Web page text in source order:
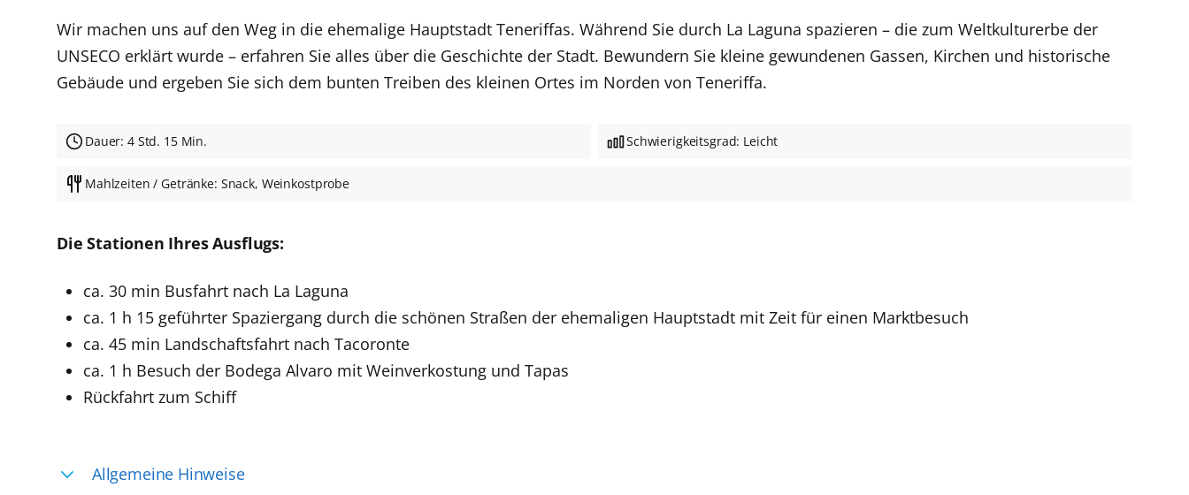
Wir machen uns auf den Weg in die ehemalige Hauptstadt Teneriffas. Während Sie durch La Laguna spazieren – die zum Weltkulturerbe der
UNSECO erklärt wurde – erfahren Sie alles über die Geschichte der Stadt. Bewundern Sie kleine gewundenen Gassen, Kirchen und historische
Gebäude und ergeben Sie sich dem bunten Treiben des kleinen Ortes im Norden von Teneriffa.
Dauer: 4 Std. 15 Min. Schwierigkeitsgrad: Leicht
Mahlzeiten / Getränke: Snack, Weinkostprobe
Die Stationen Ihres Ausflugs:
ca. 30 min Busfahrt nach La Laguna
ca. 1 h 15 geführter Spaziergang durch die schönen Straßen der ehemaligen Hauptstadt mit Zeit für einen Marktbesuch
ca. 45 min Landschaftsfahrt nach Tacoronte
ca. 1 h Besuch der Bodega Alvaro mit Weinverkostung und Tapas
Rückfahrt zum Schiff
Allgemeine Hinweise